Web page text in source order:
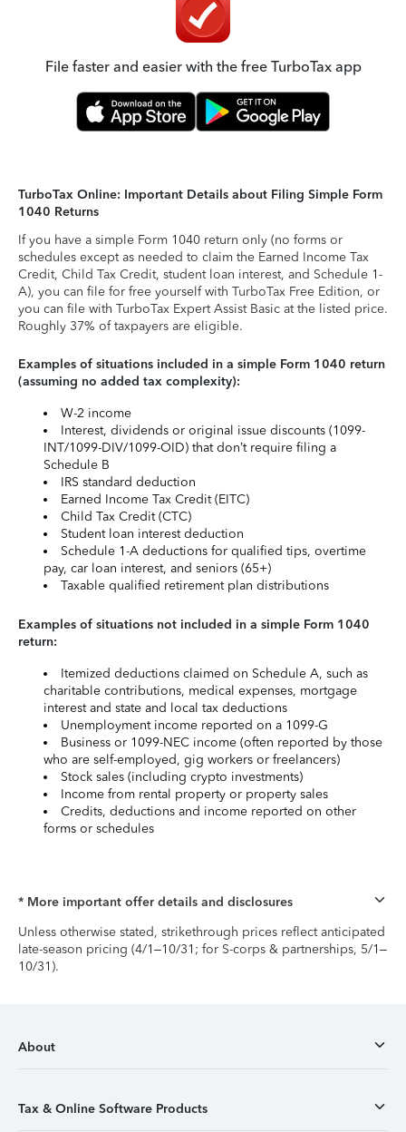
File faster and easier with the free TurboTax app
TurboTax Online: Important Details about Filing Simple Form
1040 Returns
If you have a simple Form 1040 return only (no forms or
schedules except as needed to claim the Earned Income Tax
Credit, Child Tax Credit, student loan interest, and Schedule 1-
A), you can file for free yourself with TurboTax Free Edition, or
you can file with TurboTax Expert Assist Basic at the listed price.
Roughly 37% of taxpayers are eligible.
Examples of situations included in a simple Form 1040 return
(assuming no added tax complexity):
W-2 income
Interest, dividends or original issue discounts (1099-
INT/1099-DIV/1099-OID) that don’t require filing a
Schedule B
IRS standard deduction
Earned Income Tax Credit (EITC)
Child Tax Credit (CTC)
Student loan interest deduction
Schedule 1-A deductions for qualified tips, overtime
pay, car loan interest, and seniors (65+)
Taxable qualified retirement plan distributions
Examples of situations not included in a simple Form 1040
return:
Itemized deductions claimed on Schedule A, such as
charitable contributions, medical expenses, mortgage
interest and state and local tax deductions
Unemployment income reported on a 1099-G
Business or 1099-NEC income (often reported by those
who are self-employed, gig workers or freelancers)
Stock sales (including crypto investments)
Income from rental property or property sales
Credits, deductions and income reported on other
forms or schedules
* More important offer details and disclosures
Unless otherwise stated, strikethrough prices reflect anticipated
late-season pricing (4/1–10/31; for S-corps & partnerships, 5/1–
10/31).
About
Tax & Online Software Products